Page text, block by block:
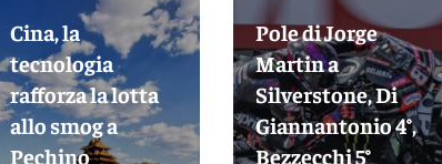
Cina, la
tecnologia
rafforza la lotta
allo smog a
Pechino
Pole di Jorge
Martin a
Silverstone, Di
Giannantonio 4°,
Bezzecchi 5°